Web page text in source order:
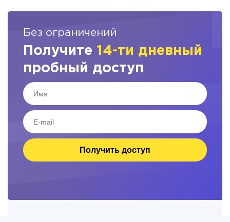
Без ограничений
Получите 14-ти дневный
пробный доступ
Получить доступ